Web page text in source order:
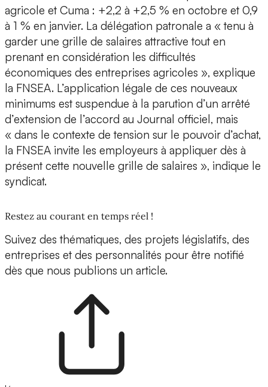
agricole et Cuma : +2,2 à +2,5 % en octobre et 0,9
à 1 % en janvier. La délégation patronale a « tenu à
garder une grille de salaires attractive tout en
prenant en considération les difficultés
économiques des entreprises agricoles », explique
la FNSEA. L’application légale de ces nouveaux
minimums est suspendue à la parution d’un arrêté
d’extension de l’accord au Journal officiel, mais
« dans le contexte de tension sur le pouvoir d’achat,
la FNSEA invite les employeurs à appliquer dès à
présent cette nouvelle grille de salaires », indique le
syndicat.
Restez au courant en temps réel !
Suivez des thématiques, des projets législatifs, des
entreprises et des personnalités pour être notifié
dès que nous publions un article.